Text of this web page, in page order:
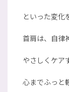
といった変化
首肩は、自律
やさしくケア
心までふっと